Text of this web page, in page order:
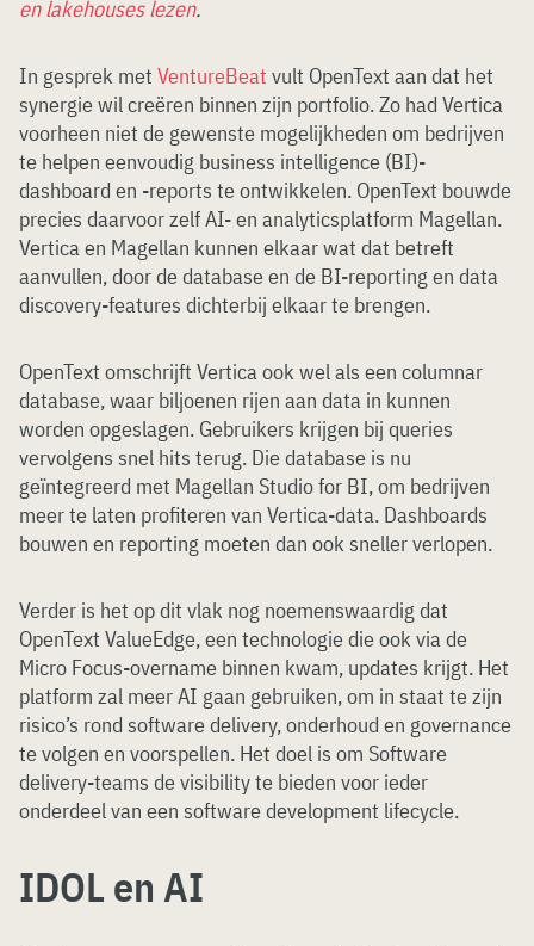
en lakehouses lezen.
In gesprek met VentureBeat vult OpenText aan dat het
synergie wil creëren binnen zijn portfolio. Zo had Vertica
voorheen niet de gewenste mogelijkheden om bedrijven
te helpen eenvoudig business intelligence (BI)-
dashboard en -reports te ontwikkelen. OpenText bouwde
precies daarvoor zelf AI- en analyticsplatform Magellan.
Vertica en Magellan kunnen elkaar wat dat betreft
aanvullen, door de database en de BI-reporting en data
discovery-features dichterbij elkaar te brengen.
OpenText omschrijft Vertica ook wel als een columnar
database, waar biljoenen rijen aan data in kunnen
worden opgeslagen. Gebruikers krijgen bij queries
vervolgens snel hits terug. Die database is nu
geïntegreerd met Magellan Studio for BI, om bedrijven
meer te laten profiteren van Vertica-data. Dashboards
bouwen en reporting moeten dan ook sneller verlopen.
Verder is het op dit vlak nog noemenswaardig dat
OpenText ValueEdge, een technologie die ook via de
Micro Focus-overname binnen kwam, updates krijgt. Het
platform zal meer AI gaan gebruiken, om in staat te zijn
risico’s rond software delivery, onderhoud en governance
te volgen en voorspellen. Het doel is om Software
delivery-teams de visibility te bieden voor ieder
onderdeel van een software development lifecycle.
IDOL en AI